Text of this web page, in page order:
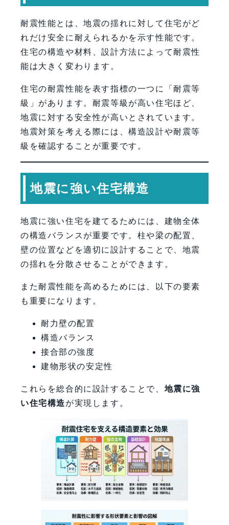
耐震性能とは、地震の揺れに対して住宅がど
れだけ安全に耐えられるかを示す性能です。
住宅の構造や材料、設計方法によって耐震性
能は大きく変わります。
住宅の耐震性能を表す指標の一つに「耐震等
級」があります。耐震等級が高い住宅ほど、
地震に対する安全性が高いとされています。
地震対策を考える際には、構造設計や耐震等
級を確認することが重要です。
地震に強い住宅構造
地震に強い住宅を建てるためには、建物全体
の構造バランスが重要です。柱や梁の配置、
壁の位置などを適切に設計することで、地震
の揺れを分散させることができます。
また耐震性能を高めるためには、以下の要素
も重要になります。
耐力壁の配置
構造バランス
接合部の強度
建物形状の安定性
これらを総合的に設計することで、 地震に強
い住宅構造が実現します。